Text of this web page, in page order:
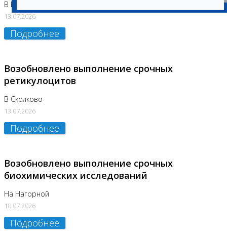
В Бутово
13.07.2026
Подробнее
Возобновлено выполнение срочных
ретикулоцитов
В Сколково
13.07.2026
Подробнее
Возобновлено выполнение срочных
биохимических исследований
На Нагорной
10.07.2026
Подробнее